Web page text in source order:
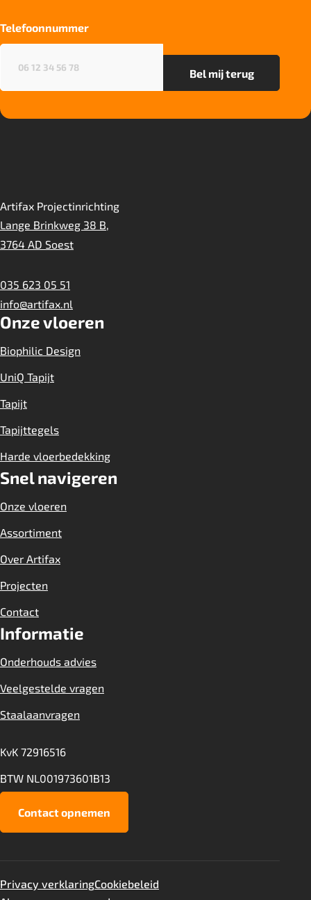
ja
Sterk
Telefoonnummer
Artifax Projectinrichting
Lange Brinkweg 38 B,
3764 AD Soest
035 623 05 51
info@artifax.nl
Onze vloeren
Biophilic Design
UniQ Tapijt
Tapijt
Tapijttegels
Harde vloerbedekking
Snel navigeren
Onze vloeren
Assortiment
Over Artifax
Projecten
Contact
Informatie
Onderhouds advies
Veelgestelde vragen
Staalaanvragen
KvK 72916516
BTW NL001973601B13
Contact opnemen
Privacy verklaringCookiebeleid